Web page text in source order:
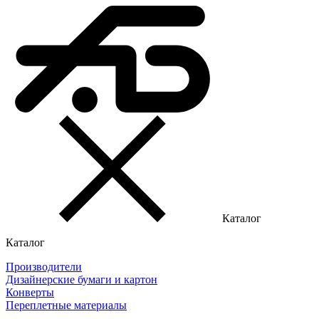
Каталог
Каталог
Производители
Дизайнерские бумаги и картон
Конверты
Переплетные материалы